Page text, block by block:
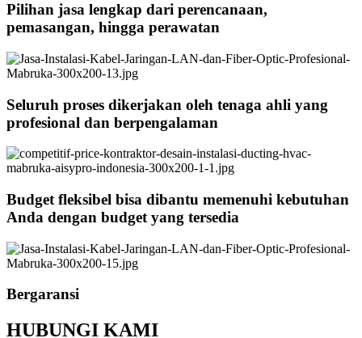
Pilihan jasa lengkap dari perencanaan,
pemasangan, hingga perawatan
Seluruh proses dikerjakan oleh tenaga ahli yang
profesional dan berpengalaman
Budget fleksibel bisa dibantu memenuhi kebutuhan
Anda dengan budget yang tersedia
Bergaransi
HUBUNGI KAMI